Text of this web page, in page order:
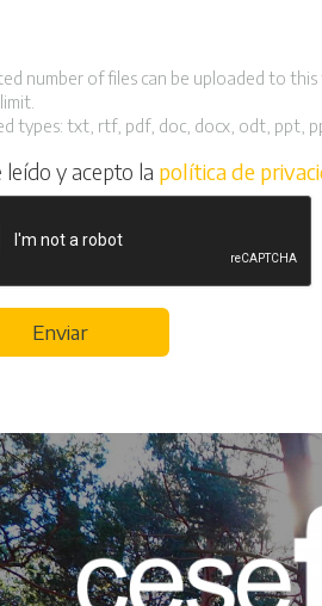
number of files can be uploaded to this
types: txt, rtf, pdf, doc, docx, odt, ppt,
leído y acepto la política de
Enviar